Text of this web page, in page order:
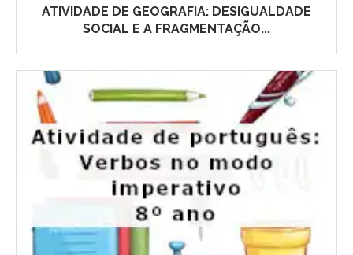
ATIVIDADE DE GEOGRAFIA: DESIGUALDADE
SOCIAL E A FRAGMENTAÇÃO...